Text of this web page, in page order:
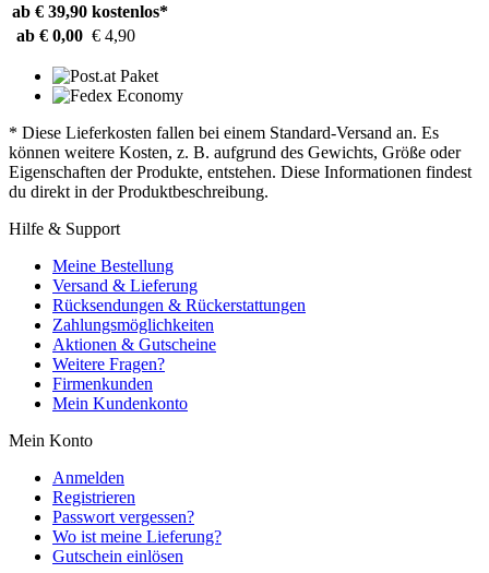
ab € 39,90 kostenlos*
ab € 0,00 € 4,90
* Diese Lieferkosten fallen bei einem Standard-Versand an. Es
können weitere Kosten, z. B. aufgrund des Gewichts, Größe oder
Eigenschaften der Produkte, entstehen. Diese Informationen findest
du direkt in der Produktbeschreibung.
Hilfe & Support
Meine Bestellung
Versand & Lieferung
Rücksendungen & Rückerstattungen
Zahlungsmöglichkeiten
Aktionen & Gutscheine
Weitere Fragen?
Firmenkunden
Mein Kundenkonto
Mein Konto
Anmelden
Registrieren
Passwort vergessen?
Wo ist meine Lieferung?
Gutschein einlösen